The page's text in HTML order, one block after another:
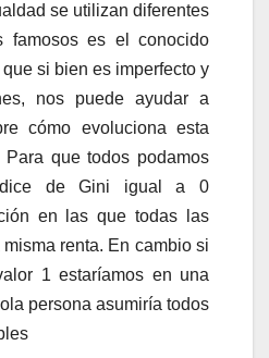
se utilizan diferentes
famosos es el conocido
si bien es imperfecto y
nos puede ayudar a
cómo evoluciona esta
Para que todos podamos
de Gini igual a 0
en las que todas las
renta. En cambio si
1 estaríamos en una
persona asumiría todos